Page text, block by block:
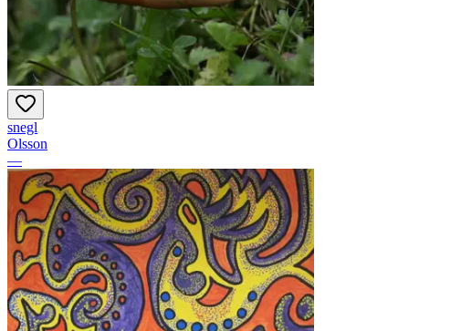
snegl
Olsson
—